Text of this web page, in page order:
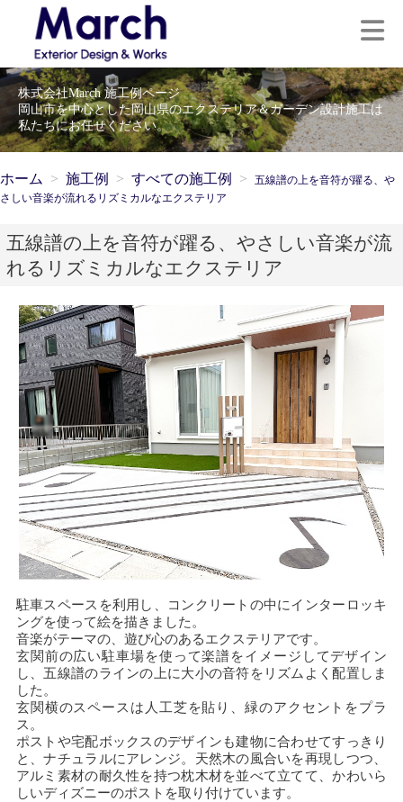
株式会社March 施工例ページ
岡山市を中心とした岡山県のエクステリア＆ガーデン設計施工は
私たちにお任せください。
ホーム 施工例 すべての施工例
五線譜の上を音符が躍る、や
さしい音楽が流れるリズミカルなエクステリア
五線譜の上を音符が躍る、やさしい音楽が流
れるリズミカルなエクステリア
駐車スペースを利用し、コンクリートの中にインターロッキ
ングを使って絵を描きました。
音楽がテーマの、遊び心のあるエクステリアです。
玄関前の広い駐車場を使って楽譜をイメージしてデザイン
し、五線譜のラインの上に大小の音符をリズムよく配置しま
した。
玄関横のスペースは人工芝を貼り、緑のアクセントをプラ
ス。
ポストや宅配ボックスのデザインも建物に合わせてすっきり
と、ナチュラルにアレンジ。天然木の風合いを再現しつつ、
アルミ素材の耐久性を持つ枕木材を並べて立てて、かわいら
しいディズニーのポストを取り付けています。